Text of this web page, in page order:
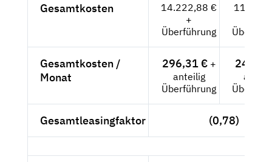
Gesamtkosten
14.222,88 €
+
Überführung
Gesamtkosten /
Monat
296,31 €+
anteilig
Überführung
249,--
Gesamtleasingfaktor (0,78)